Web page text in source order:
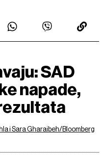
SAD
napade,
i Sara Gharaibeh/Bloomberg